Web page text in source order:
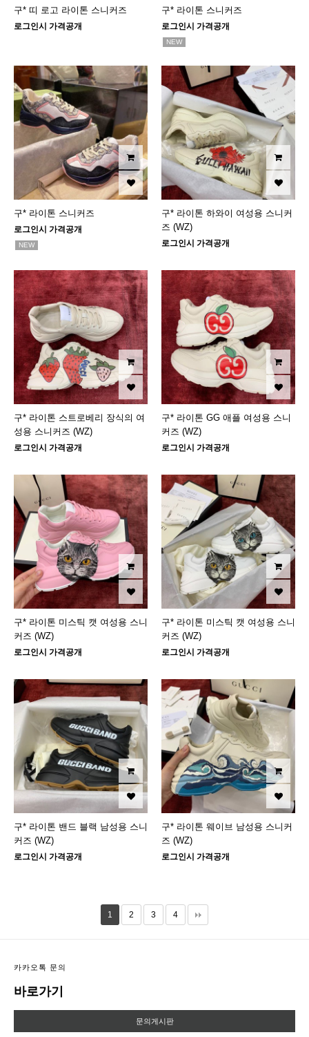
구* 띠 로고 라이톤 스니커즈
로그인시 가격공개
구* 라이톤 스니커즈
로그인시 가격공개
NEW
구* 라이톤 스니커즈
로그인시 가격공개
NEW
구* 라이톤 하와이 여성용 스니커
즈 (WZ)
로그인시 가격공개
구* 라이톤 스트로베리 장식의 여
성용 스니커즈 (WZ)
로그인시 가격공개
구* 라이톤 GG 애플 여성용 스니
커즈 (WZ)
로그인시 가격공개
구* 라이톤 미스틱 캣 여성용 스니
커즈 (WZ)
로그인시 가격공개
구* 라이톤 미스틱 캣 여성용 스니
커즈 (WZ)
로그인시 가격공개
구* 라이톤 밴드 블랙 남성용 스니
커즈 (WZ)
로그인시 가격공개
구* 라이톤 웨이브 남성용 스니커
즈 (WZ)
로그인시 가격공개
1 2 3 4
카카오톡 문의
바로가기
문의게시판